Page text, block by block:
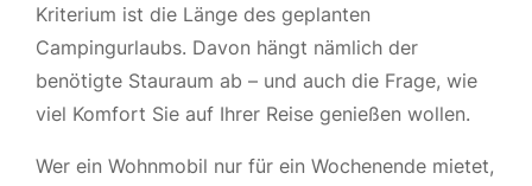
Kriterium ist die Länge des geplanten
Campingurlaubs. Davon hängt nämlich der
benötigte Stauraum ab – und auch die Frage, wie
viel Komfort Sie auf Ihrer Reise genießen wollen.
Wer ein Wohnmobil nur für ein Wochenende mietet,